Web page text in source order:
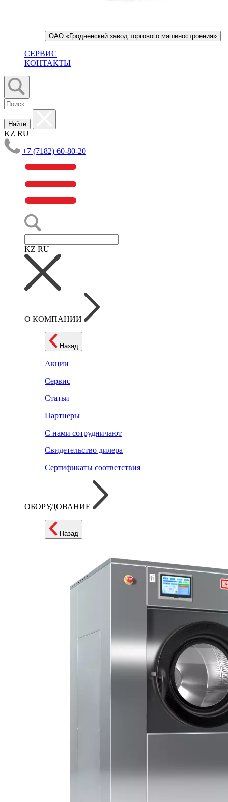
ОАО «Гродненский завод торгового машиностроения»
СЕРВИС
КОНТАКТЫ
Найти
KZ RU
+7 (7182) 60-80-20
KZ RU
О КОМПАНИИ
Назад
Акции
Сервис
Статьи
Партнеры
С нами сотрудничают
Свидетельство дилера
Сертификаты соответствия
ОБОРУДОВАНИЕ
Назад